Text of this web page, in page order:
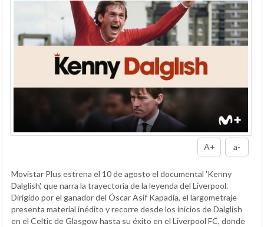
A+ a-
Movistar Plus estrena el 10 de agosto el documental 'Kenny
Dalglish', que narra la trayectoria de la leyenda del Liverpool.
Dirigido por el ganador del Óscar Asif Kapadia, el largometraje
presenta material inédito y recorre desde los inicios de Dalglish
en el Celtic de Glasgow hasta su éxito en el Liverpool FC, donde